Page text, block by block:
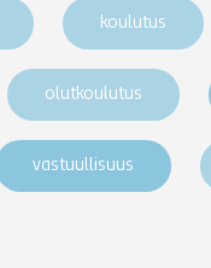
koulutus
olutkoulutus
vastuullisuus